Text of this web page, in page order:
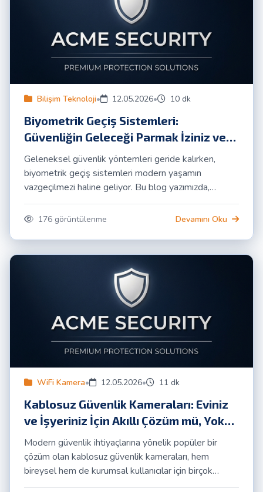
Bilişim Teknoloji• 12.05.2026• 10 dk
Biyometrik Geçiş Sistemleri:
Güvenliğin Geleceği Parmak İziniz ve
Yüzünüzde!
Geleneksel güvenlik yöntemleri geride kalırken,
biyometrik geçiş sistemleri modern yaşamın
vazgeçilmezi haline geliyor. Bu blog yazımızda,
parmak izi ve yüz tanıma teknolojilerinin nasıl
çalıştığını, sunduğu avantajları ve ACME Güvenlik'in
Güvenliğinizi geleceğe taşıyın!
176 görüntülenme Devamını Oku
WiFi Kamera• 12.05.2026• 11 dk
Kablosuz Güvenlik Kameraları: Eviniz
ve İşyeriniz İçin Akıllı Çözüm mü, Yoksa
Risk mi?
Modern güvenlik ihtiyaçlarına yönelik popüler bir
çözüm olan kablosuz güvenlik kameraları, hem
bireysel hem de kurumsal kullanıcılar için birçok
avantaj sunarken, beraberinde bazı dezavantajları da